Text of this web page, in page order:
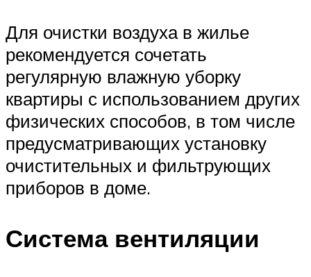
Для очистки воздуха в жилье
рекомендуется сочетать
регулярную влажную уборку
квартиры с использованием других
физических способов, в том числе
предусматривающих установку
очистительных и фильтрующих
приборов в доме.
Система вентиляции